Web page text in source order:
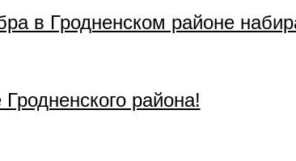
в Гродненском районе
района!